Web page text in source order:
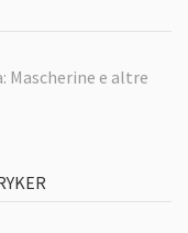
Mascherine e altre